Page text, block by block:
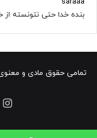
بنده خدا حتی نتونسته
تمامی حقوق مادی و